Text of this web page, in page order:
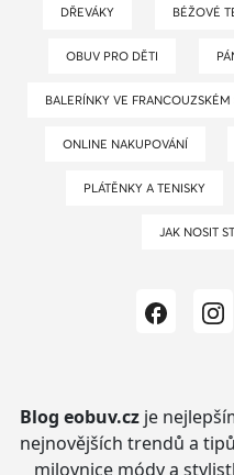
DŘEVÁKY BÉŽOVÉ
OBUV PRO DĚTI
BALERÍNKY VE FRANCOUZSKÉM
ONLINE NAKUPOVÁNÍ
PLÁTĚNKY A TENISKY
JAK NOSIT
Blog eobuv.czje
nejnovějších trendů a
milovnice módy a